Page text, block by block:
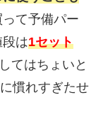
て予備パー
は1セット
てはちょいと
慣れすぎたせ